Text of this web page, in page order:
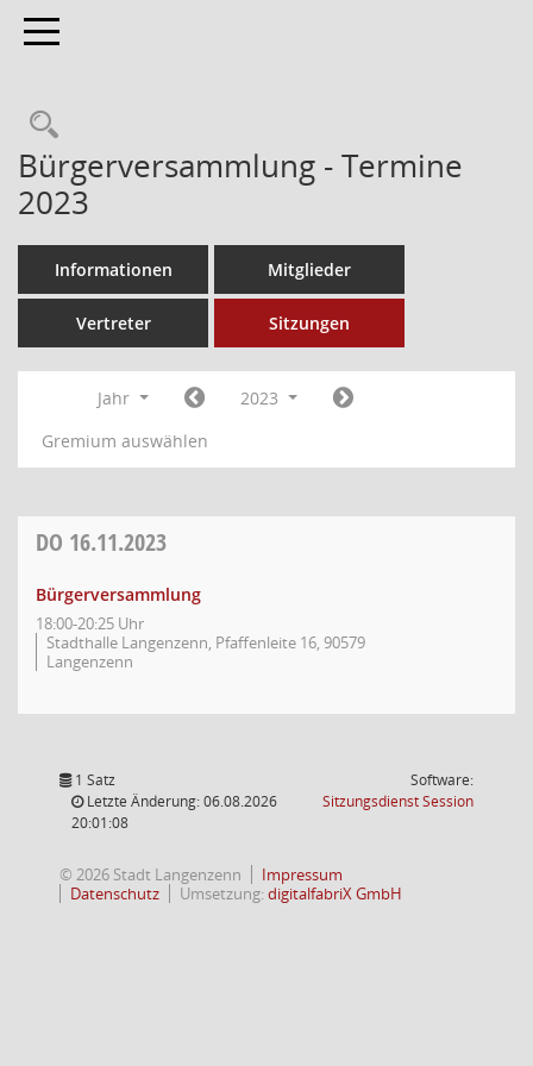
Toggle navigation
Bürgerversammlung - Termine
2023
Informationen Mitglieder
Vertreter Sitzungen
Jahr
2023
Gremium auswählen
DO 16.11.2023
Bürgerversammlung
18:00-20:25 Uhr
Stadthalle Langenzenn, Pfaffenleite 16, 90579
Langenzenn
1 Satz
Letzte Änderung: 06.08.2026
20:01:08
Software:
SitzungsdienstSession(Wird in
© 2026 Stadt Langenzenn
Impressum
Datenschutz
Umsetzung:digitalfabriX GmbH